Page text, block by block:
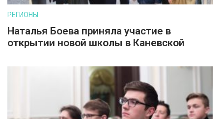
РЕГИОНЫ
Наталья Боева приняла участие в
открытии новой школы в Каневской